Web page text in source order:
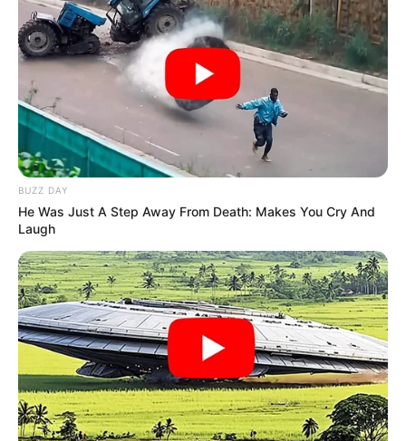
salários aos agentes de saúde (ACS e ACE).
Opagamento do novo piso foi regulamentado
pelaEmenda Constitucional 120,garantindo ovalor equivale a R$
2.424,00 para os agentes comunitários e de
BUZZ DAY
He Was Just A Step Away From Death: Makes You Cry And
Laugh